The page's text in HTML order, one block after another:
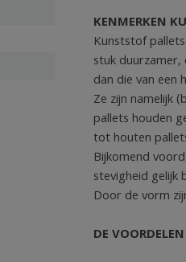
KENMERKEN
Kunststof
stuk
dan die van een
Ze zijn namelijk
pallets houden
tot houten
Bijkomend
stevigheid gelijk
Door de vorm
DE